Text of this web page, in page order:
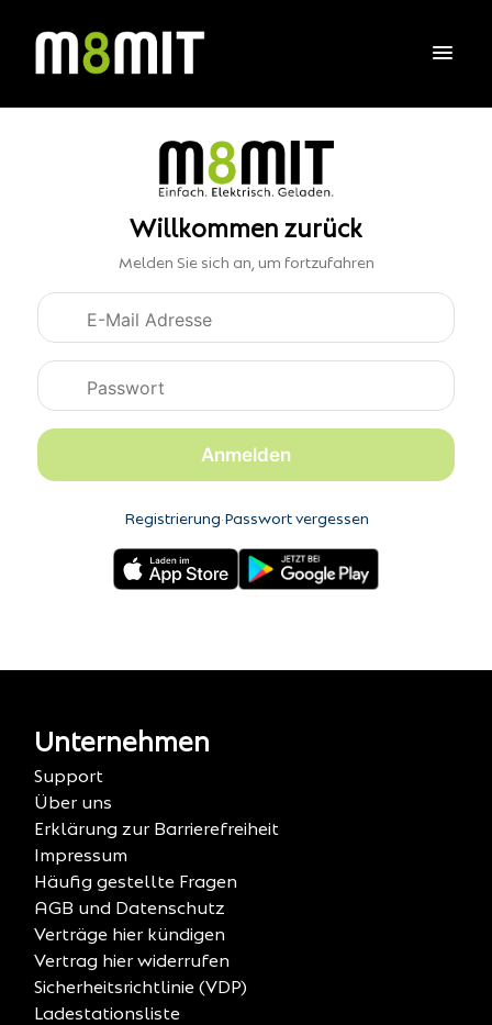
Willkommen zurück
Melden Sie sich an, um fortzufahren
Anmeldedaten
Anmelden
Registrierung·Passwort vergessen
Unternehmen
Support
Über uns
Erklärung zur Barrierefreiheit
Impressum
Häufig gestellte Fragen
AGB und Datenschutz
Verträge hier kündigen
Vertrag hier widerrufen
Sicherheitsrichtlinie (VDP)
Ladestationsliste